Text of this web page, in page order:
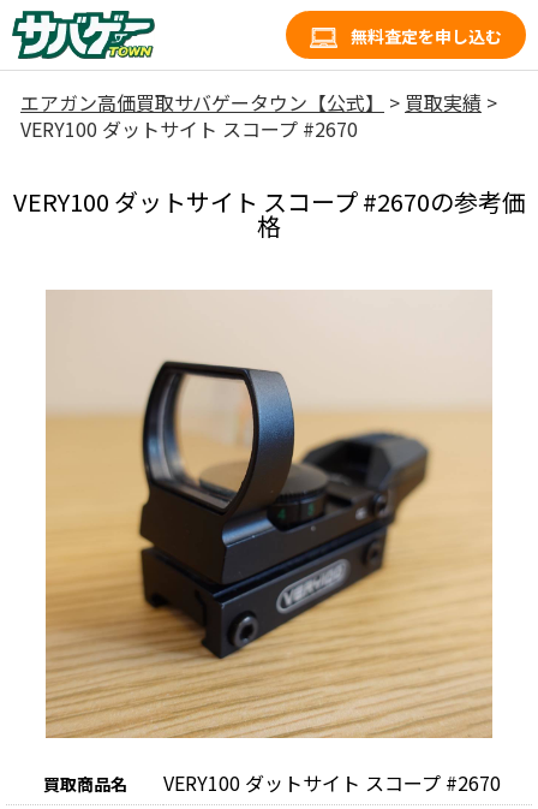
無料査定を申し込む
エアガン高価買取サバゲータウン【公式】 > 買取実績 >
VERY100 ダットサイト スコープ #2670
VERY100 ダットサイト スコープ #2670の参考価
格
買取商品名 VERY100 ダットサイト スコープ #2670